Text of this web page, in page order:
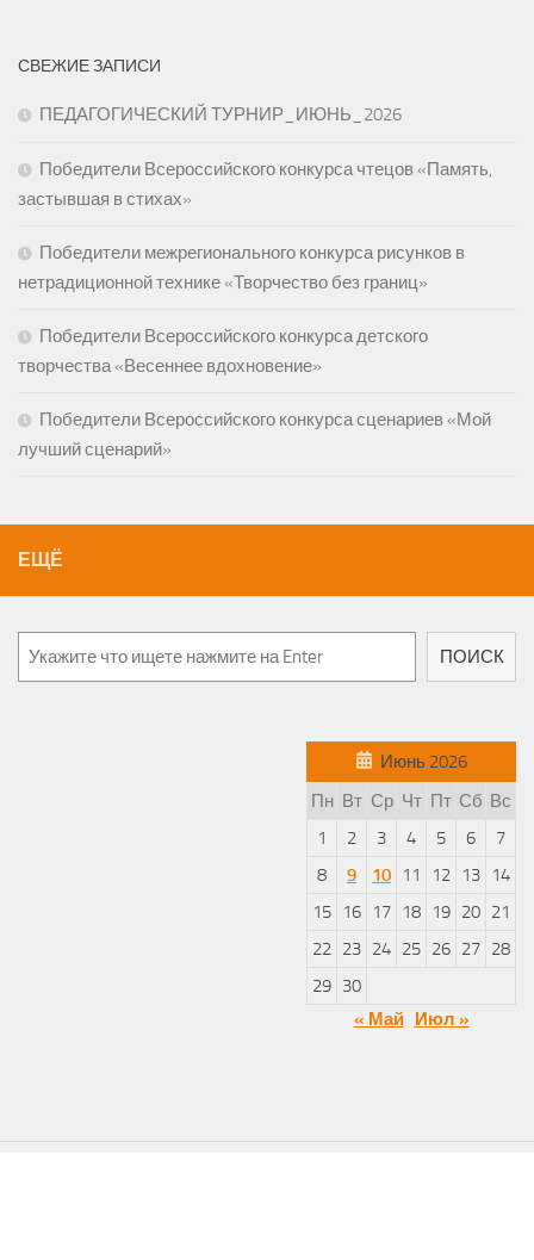
СВЕЖИЕ ЗАПИСИ
ПЕДАГОГИЧЕСКИЙ ТУРНИР_ИЮНЬ_2026
Победители Всероссийского конкурса чтецов «Память,
застывшая в стихах»
Победители межрегионального конкурса рисунков в
нетрадиционной технике «Творчество без границ»
Победители Всероссийского конкурса детского
творчества «Весеннее вдохновение»
Победители Всероссийского конкурса сценариев «Мой
лучший сценарий»
ЕЩЁ
Поиск
ПОИСК
Июнь 2026
Пн Вт Ср Чт Пт Сб Вс
1
2 3 4 5 6
7
8
9 10 11 12 13
14
15
16 17 18 19 20 21
22 23 24 25 26 27 28
29 30
« Май Июл »